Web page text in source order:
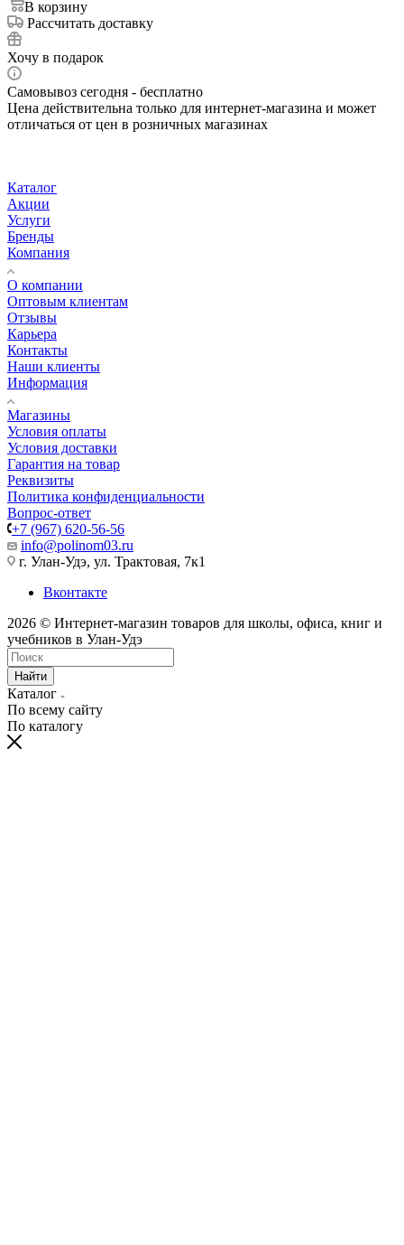
В корзину
Рассчитать доставку
Хочу в подарок
Самовывоз сегодня - бесплатно
Цена действительна только для интернет-магазина и может
отличаться от цен в розничных магазинах
Каталог
Акции
Услуги
Бренды
Компания
О компании
Оптовым клиентам
Отзывы
Карьера
Контакты
Наши клиенты
Информация
Магазины
Условия оплаты
Условия доставки
Гарантия на товар
Реквизиты
Политика конфиденциальности
Вопрос-ответ
+7 (967) 620-56-56
info@polinom03.ru
г. Улан-Удэ, ул. Трактовая, 7к1
Вконтакте
2026 © Интернет-магазин товаров для школы, офиса, книг и
учебников в Улан-Удэ
Найти
Каталог
По всему сайту
По каталогу